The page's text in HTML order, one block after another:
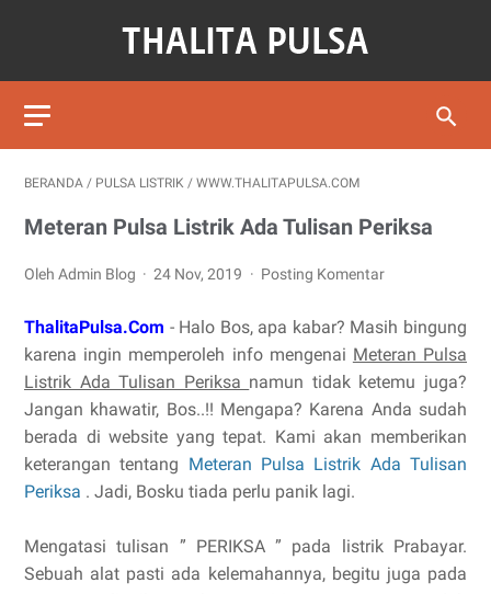
BERANDA / PULSA LISTRIK / WWW.THALITAPULSA.COM
Meteran Pulsa Listrik Ada Tulisan Periksa
Oleh Admin Blog 24 Nov, 2019 Posting Komentar
ThalitaPulsa.Com - Halo Bos, apa kabar? Masih bingung
karena ingin memperoleh info mengenai Meteran Pulsa
Listrik Ada Tulisan Periksa namun tidak ketemu juga?
Jangan khawatir, Bos..!! Mengapa? Karena Anda sudah
berada di website yang tepat. Kami akan memberikan
keterangan tentang Meteran Pulsa Listrik Ada Tulisan
Periksa . Jadi, Bosku tiada perlu panik lagi.
Mengatasi tulisan ” PERIKSA ” pada listrik Prabayar.
Sebuah alat pasti ada kelemahannya, begitu juga pada